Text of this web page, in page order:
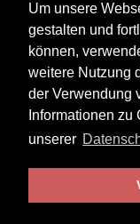
Um unsere
gestalten und
können,
weitere Nutzung
der Verwendung
Informationen
unserer
©